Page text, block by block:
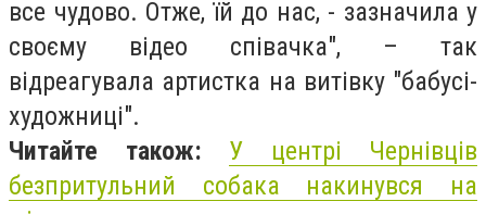
все чудово. Отже, їй до нас, - зазначила у
своєму відео співачка", – так
відреагувала артистка на витівку "бабусі-
художниці".
Читайте також: У центрі Чернівців
безпритульний собака накинувся на